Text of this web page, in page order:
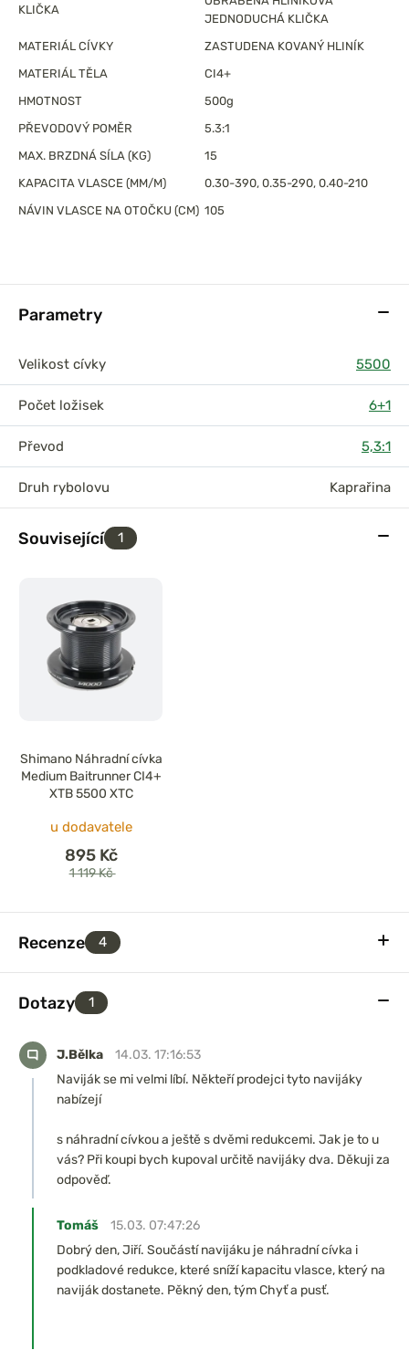
KLIČKA
JEDNODUCHÁ KLIČKA
MATERIÁL CÍVKY
ZASTUDENA KOVANÝ HLINÍK
MATERIÁL TĚLA
CI4+
HMOTNOST
500g
PŘEVODOVÝ POMĚR
5.3:1
MAX. BRZDNÁ SÍLA (KG)
15
KAPACITA VLASCE (MM/M)
0.30-390, 0.35-290, 0.40-210
NÁVIN VLASCE NA OTOČKU (CM) 105
Parametry
Velikost cívky 5500
Počet ložisek 6+1
Převod 5,3:1
Druh rybolovu Kaprařina
Související 1
Shimano Náhradní cívka
Medium Baitrunner CI4+
XTB 5500 XTC
u dodavatele
895 Kč
1 119 Kč
Recenze 4
Dotazy 1
J.Bělka
14.03. 17:16:53
Naviják se mi velmi líbí. Někteří prodejci tyto navijáky
nabízejí
s náhradní cívkou a ještě s dvěmi redukcemi. Jak je to u
vás? Při koupi bych kupoval určitě navijáky dva. Děkuji za
odpověď.
Tomáš
15.03. 07:47:26
Dobrý den, Jiří. Součástí navijáku je náhradní cívka i
podkladové redukce, které sníží kapacitu vlasce, který na
naviják dostanete. Pěkný den, tým Chyť a pusť.